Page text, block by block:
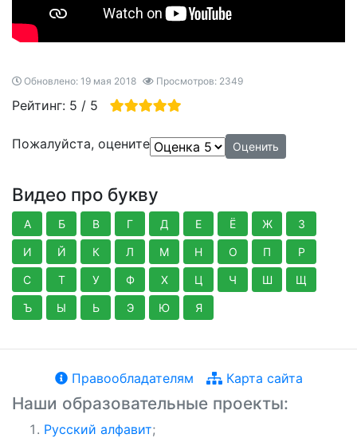
Обновлено: 19 мая 2018 Просмотров: 2349
Рейтинг: 5 / 5
Пожалуйста, оцените
Видео про букву
А Б В Г Д Е Ё Ж З
И Й К Л М Н О П Р
С Т У Ф Х Ц Ч Ш Щ
Ъ Ы Ь Э Ю Я
Правообладателям Карта сайта
Наши образовательные проекты:
Русский алфавит;